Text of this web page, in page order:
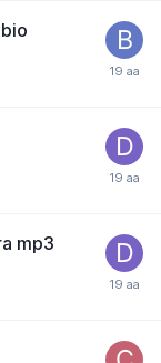
mp3